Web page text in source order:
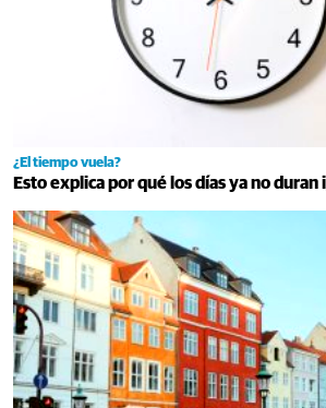
¿El tiempo vuela?
Esto explica por qué los días ya no duran